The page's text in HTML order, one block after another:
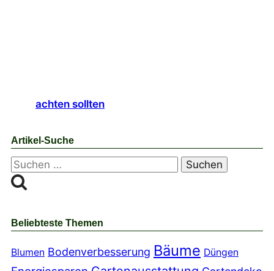
achten sollten
Artikel-Suche
Suchen
nach:
Beliebteste Themen
Blumen Bodenverbesserung Bäume Düngen